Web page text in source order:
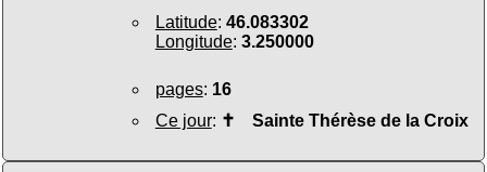
Latitude: 46.083302
Longitude: 3.250000
pages: 16
Ce jour: ✝ Sainte Thérèse de la Croix